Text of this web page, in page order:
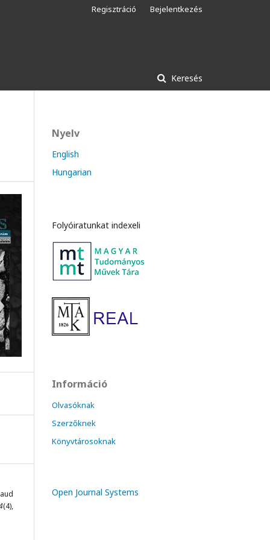
Keresés
Regisztráció Bejelentkezés
(4),
Nyelv
English
Hungarian
Folyóiratunkat indexeli
Információ
Olvasóknak
Szerzőknek
Könyvtárosoknak
Open Journal Systems